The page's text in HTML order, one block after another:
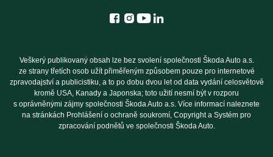
Veškerý publikovaný obsah lze bez svolení společnosti Škoda Auto a.s.
ze strany třetích osob užít přiměřeným způsobem pouze pro internetové
zpravodajství a publicistiku, a to po dobu dvou let od data vydání celosvětově
kromě USA, Kanady a Japonska; toto užití nesmí být v rozporu
s oprávněnými zájmy společnosti Škoda Auto a.s. Více informací naleznete
na stránkách Prohlášení o ochraně soukromí, Copyright a Systém pro
zpracování podnětů ve společnosti Škoda Auto.